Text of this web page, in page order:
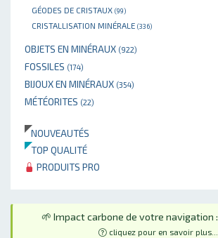
GÉODES DE CRISTAUX (99)
CRISTALLISATION MINÉRALE (336)
OBJETS EN MINÉRAUX (922)
FOSSILES (174)
BIJOUX EN MINÉRAUX (354)
MÉTÉORITES (22)
NOUVEAUTÉS
TOP QUALITÉ
PRODUITS PRO
🌱 Impact carbone de votre navigation :
cliquez pour en savoir plus...